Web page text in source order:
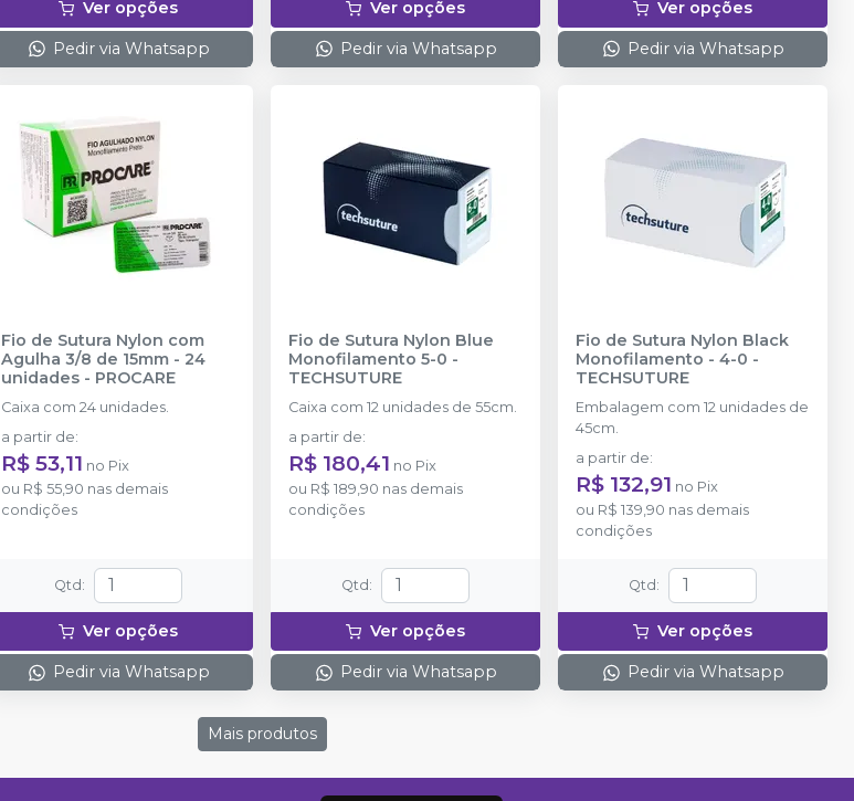
Ver opções
Pedir via Whatsapp
Ver opções
Pedir via Whatsapp
Ver opções
Pedir via Whatsapp
Fio de Sutura Nylon com
Agulha 3/8 de 15mm - 24
unidades - PROCARE
Caixa com 24 unidades.
a partir de:
R$ 53,11 no Pix
ou R$ 55,90 nas demais
condições
Qtd :
Ver opções
Pedir via Whatsapp
Fio de Sutura Nylon Blue
Monofilamento 5-0 -
TECHSUTURE
Caixa com 12 unidades de 55cm.
a partir de:
R$ 180,41 no Pix
ou R$ 189,90 nas demais
condições
Qtd :
Ver opções
Pedir via Whatsapp
Fio de Sutura Nylon Black
Monofilamento - 4-0 -
TECHSUTURE
Embalagem com 12 unidades de
45cm.
a partir de:
R$ 132,91 no Pix
ou R$ 139,90 nas demais
condições
Qtd :
Ver opções
Pedir via Whatsapp
Mais produtos